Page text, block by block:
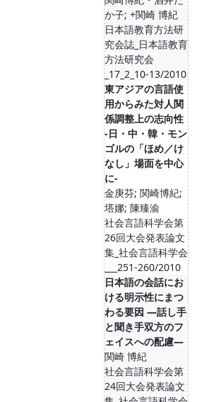
か子; +関崎 博紀
日本語教育方法研
究会誌_日本語教育
方法研究会
_17_2_10-13/2010
東アジアの言語使
用からみた対人関
係調整上の志向性
‐日・中・韓・モン
ゴルの「ほめ／け
なし」場面を中心
に‐
金庚芬; 関崎博紀;
塔娜; 陳臻渝
社会言語科学会第
26回大会発表論文
集_社会言語科学会
___251-260/2010
日本語の会話にお
ける明示性にまつ
わる要因 ―話し手
と聞き手双方のフ
ェイスへの配慮―
関崎 博紀
社会言語科学会第
24回大会発表論文